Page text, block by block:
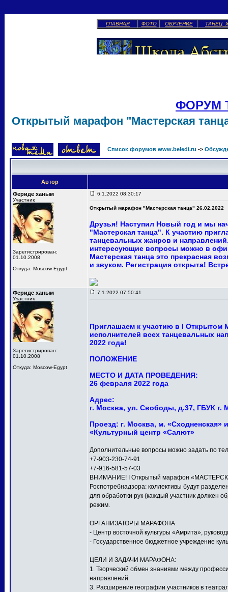
ГЛАВНАЯ ФОТО ОБУЧЕНИЕ ТАНЕЦ
ФОРУМ
Открытый марафон "Мастерская
Список форумов www.beledi.ru ->
Автор
Фериде ханым
Участник
Зарегистрирован:
01.10.2008
Откуда: Moscow-Egypt
6.1.2022 08:30:17
Открытый марафон "Мастерская танца" 26.02.2022
Друзья! Наступил Новый год и мы
"Мастерская танца". К участию
танцевальных жанров и
интересующие вопросы можно в
Мастерская танца это прекрасная
и звуком. Регистрация открыта!
Фериде ханым
Участник
Зарегистрирован:
01.10.2008
Откуда: Moscow-Egypt
7.1.2022 07:50:41
Приглашаем к участию в I
исполнителей всех танцевальных
2022 года!
ПОЛОЖЕНИЕ
МЕСТО И ДАТА ПРОВЕДЕНИЯ:
26 февраля 2022 года
Адрес:
г. Москва, ул. Свободы, д.37, ГБУК
Проезд: г. Москва, м. «Сходненская»
«Культурный центр «Салют»
Дополнительные вопросы можно задать по
+7-903-230-74-91
+7-916-581-57-03
ВНИМАНИЕ! I Открытый марафон
Роспотребнадзора: коллективы будут
для обработки рук (каждый участник должен
режим.
ОРГАНИЗАТОРЫ МАРАФОНА:
- Центр восточной культуры «Амрита»,
- Государственное бюджетное учреждение
ЦЕЛИ И ЗАДАЧИ МАРАФОНА:
1. Творческий обмен знаниями между
направлений.
3. Расширение географии участников в